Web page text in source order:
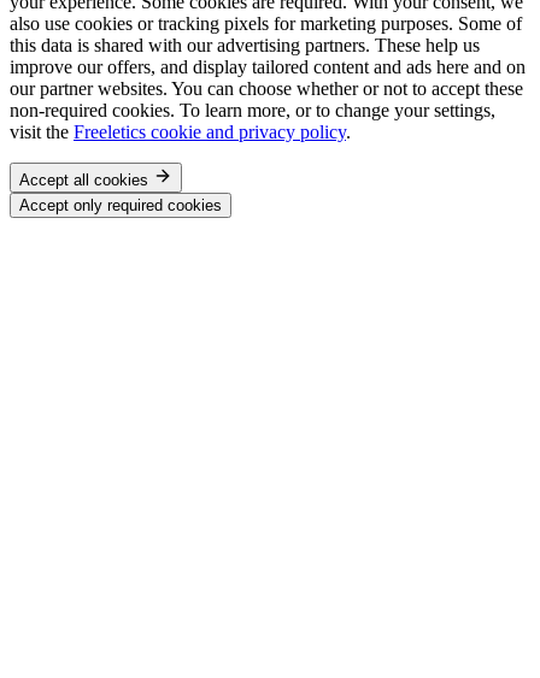
also use cookies or tracking pixels for marketing purposes. Some of
this data is shared with our advertising partners. These help us
improve our offers, and display tailored content and ads here and on
our partner websites. You can choose whether or not to accept these
non-required cookies. To learn more, or to change your settings,
visit the Freeletics cookie and privacy policy.
Accept all cookies
Accept only required cookies